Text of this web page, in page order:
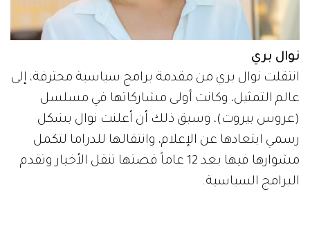
نوال بري
انتقلت نوال بري من مقدمة برامج سياسية محترفة، إلى
عالم التمثيل، وكانت أولى مشاركاتها في مسلسل
(عروس بيروت)، وسبق ذلك أن أعلنت نوال بشكل
رسمي ابتعادها عن الإعلام، وانتقالها للدراما لتكمل
مشوارها فيها بعد 12 عاماً قضتها تنقل الأخبار وتقدم
البرامج السياسية.